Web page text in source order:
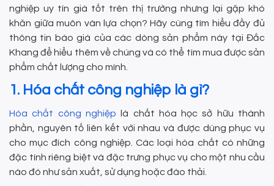
nghiệp uy tín giá tốt trên thị trường nhưng lại gặp khó
khăn giữa muôn vàn lựa chọn? Hãy cùng tìm hiểu đầy đủ
thông tin báo giá của các dòng sản phẩm này tại Đắc
Khang để hiểu thêm về chúng và có thể tìm mua được sản
phẩm chất lượng cho mình.
1. Hóa chất công nghiệp là gì?
Hóa chất công nghiệp là chất hóa học sở hữu thành
phần, nguyên tố liên kết với nhau và được dùng phục vụ
cho mục đích công nghiệp. Các loại hóa chất có những
đặc tính riêng biệt và đặc trưng phục vụ cho một nhu cầu
nào đó như sản xuất, sử dụng hoặc đào thải.